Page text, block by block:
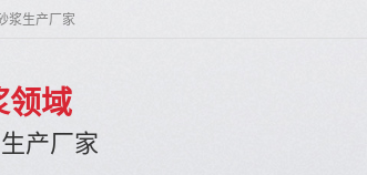
浆生产厂家
领域
产厂家